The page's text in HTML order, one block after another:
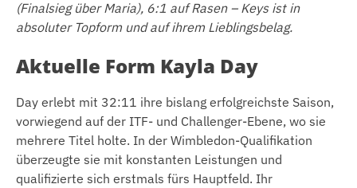
(Finalsieg über Maria), 6:1 auf Rasen – Keys ist in
absoluter Topform und auf ihrem Lieblingsbelag.
Aktuelle Form Kayla Day
Day erlebt mit 32:11 ihre bislang erfolgreichste Saison,
vorwiegend auf der ITF- und Challenger-Ebene, wo sie
mehrere Titel holte. In der Wimbledon-Qualifikation
überzeugte sie mit konstanten Leistungen und
qualifizierte sich erstmals fürs Hauptfeld. Ihr